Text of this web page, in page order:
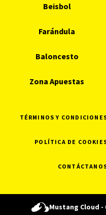
Beisbol
Farándula
Baloncesto
Zona Apuestas
TÉRMINOS Y
POLÍTICA DE
Mustang Cloud -